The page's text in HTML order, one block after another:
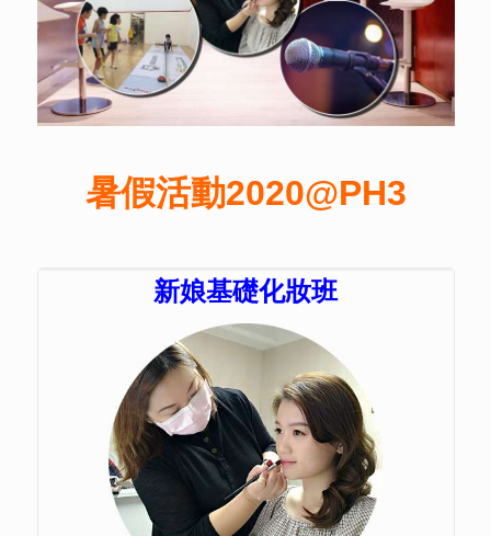
暑假活動2020@PH3
新娘基礎化妝班